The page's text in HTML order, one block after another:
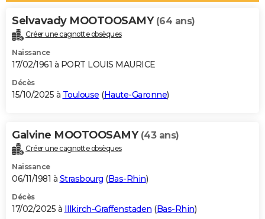
Alimentation
Guide de la santé
Maladies
Médicaments
Sommeil
VOYAGE
Destinations
City break
Voyage nature
Voyage de noces
Forum
Climat
+PHOTO
GUIDES D'ACHAT
BONS PLANS
Carte de Noël
Carte Bonne année
Carte Saint-Valentin
Carte Pâques
Carte d'anniversaire
DICTIONNAIRE
Dictionnaire
Biographies
Citations
Expressions
Proverbes
PROGRAMME TV
S'inscrire
Se connecter
Lycées
Collèges
Primaires
Universités
Entreprises
Service militaire
Avis de recherche
AVIS DE DÉCÈS
Selvavady MOOTOOSAMY (64 ans)
Créer une cagnotte obsèques
Naissance
17/02/1961 à PORT LOUIS MAURICE
Décès
15/10/2025 à Toulouse (Haute-Garonne)
Galvine MOOTOOSAMY (43 ans)
Créer une cagnotte obsèques
Naissance
06/11/1981 à Strasbourg (Bas-Rhin)
Décès
17/02/2025 à Illkirch-Graffenstaden (Bas-Rhin)